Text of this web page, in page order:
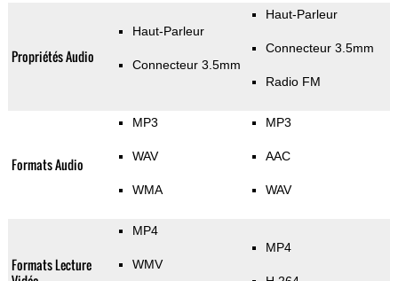
Propriétés Audio
Haut-Parleur
Connecteur 3.5mm
Haut-Parleur
Connecteur 3.5mm
Radio FM
Formats Audio
MP3
WAV
WMA
MP3
AAC
WAV
Formats Lecture
MP4
WMV
MP4